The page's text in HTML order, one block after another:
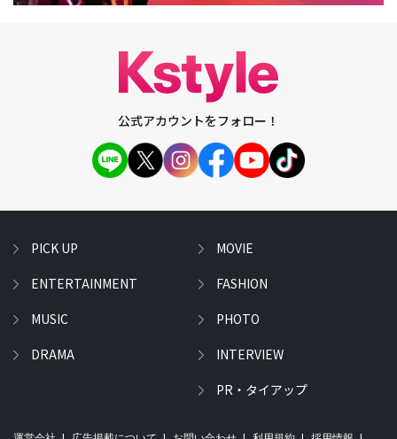
公式アカウントをフォロー！
PICK UP
ENTERTAINMENT
MUSIC
DRAMA
MOVIE
FASHION
PHOTO
INTERVIEW
PR・タイアップ